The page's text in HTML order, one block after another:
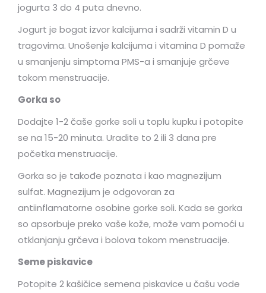
jogurta 3 do 4 puta dnevno.
Jogurt je bogat izvor kalcijuma i sadrži vitamin D u
tragovima. Unošenje kalcijuma i vitamina D pomaže
u smanjenju simptoma PMS-a i smanjuje grčeve
tokom menstruacije.
Gorka so
Dodajte 1-2 čaše gorke soli u toplu kupku i potopite
se na 15-20 minuta. Uradite to 2 ili 3 dana pre
početka menstruacije.
Gorka so je takođe poznata i kao magnezijum
sulfat. Magnezijum je odgovoran za
antiinflamatorne osobine gorke soli. Kada se gorka
so apsorbuje preko vaše kože, može vam pomoći u
otklanjanju grčeva i bolova tokom menstruacije.
Seme piskavice
Potopite 2 kašičice semena piskavice u čašu vode